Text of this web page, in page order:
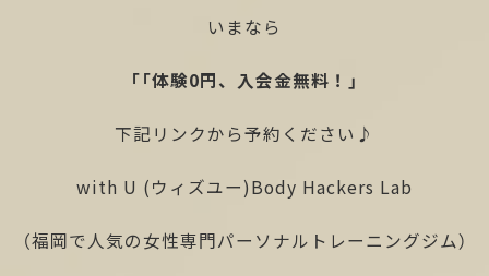
いまなら
「「体験0円、入会金無料！」
下記リンクから予約ください♪
with U (ウィズユー)Body Hackers Lab
（福岡で人気の女性専門パーソナルトレーニングジム）